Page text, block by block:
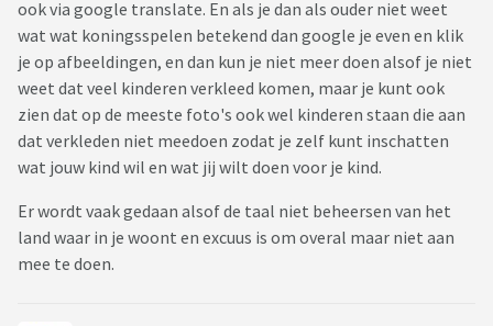
ook via google translate. En als je dan als ouder niet weet
wat wat koningsspelen betekend dan google je even en klik
je op afbeeldingen, en dan kun je niet meer doen alsof je niet
weet dat veel kinderen verkleed komen, maar je kunt ook
zien dat op de meeste foto's ook wel kinderen staan die aan
dat verkleden niet meedoen zodat je zelf kunt inschatten
wat jouw kind wil en wat jij wilt doen voor je kind.
Er wordt vaak gedaan alsof de taal niet beheersen van het
land waar in je woont en excuus is om overal maar niet aan
mee te doen.